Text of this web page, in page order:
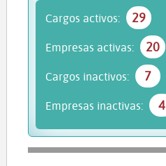
Cargos activos: 29
Empresas activas: 20
Cargos inactivos: 7
Empresas inactivas: 4